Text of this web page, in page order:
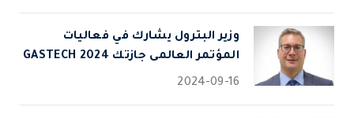
وزير البترول يشارك في فعاليات
المؤتمر العالمى جازتك 2024 GASTECH
2024-09-16